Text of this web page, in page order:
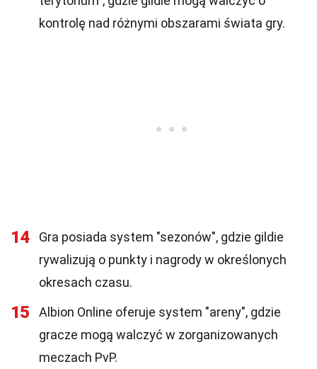
kontrolę nad różnymi obszarami świata gry.
14
Gra posiada system "sezonów", gdzie gildie
rywalizują o punkty i nagrody w określonych
okresach czasu.
15
Albion Online oferuje system "areny", gdzie
gracze mogą walczyć w zorganizowanych
meczach PvP.